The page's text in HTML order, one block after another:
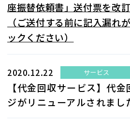
座振替依頼書」送付票を改訂
（ご送付する前に記入漏れ
ックください）
2020.12.22 サービス
【代金回収サービス】代
ジがリニューアルされまし